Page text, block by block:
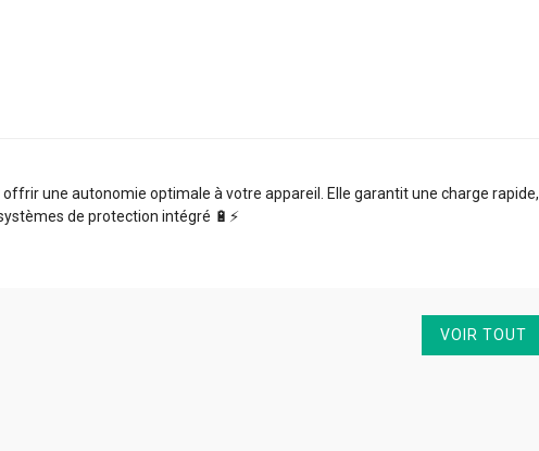
une autonomie optimale à votre appareil. Elle garantit une charge rapide,
de protection intégré 🔋⚡️
VOIR TOUT